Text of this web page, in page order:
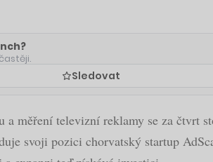
Sledovat
a měření televizní reklamy se za čtvrt
svoji pozici chorvatský startup